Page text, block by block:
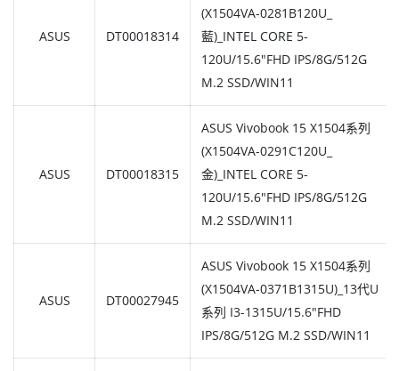
ASUS DT00018314
(X1504VA-0281B120U_
藍)_INTEL CORE 5-
120U/15.6"FHD IPS/8G/512G
M.2 SSD/WIN11
ASUS DT00018315
ASUS Vivobook 15 X1504系列
(X1504VA-0291C120U_
金)_INTEL CORE 5-
120U/15.6"FHD IPS/8G/512G
M.2 SSD/WIN11
ASUS DT00027945
ASUS Vivobook 15 X1504系列
(X1504VA-0371B1315U)_13代U
系列 I3-1315U/15.6"FHD
IPS/8G/512G M.2 SSD/WIN11